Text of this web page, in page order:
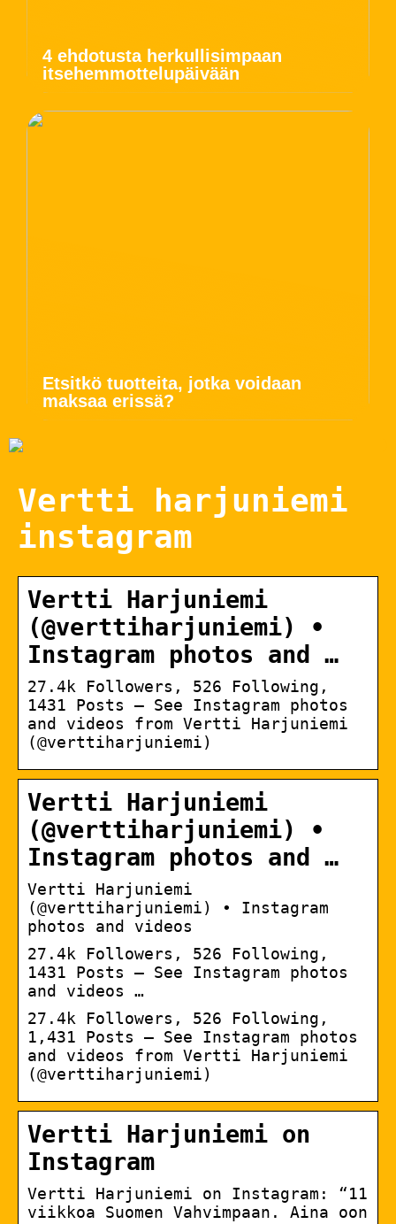
4 ehdotusta herkullisimpaan
itsehemmottelupäivään
Etsitkö tuotteita, jotka voidaan
maksaa erissä?
Vertti harjuniemi
instagram
Vertti Harjuniemi
(@verttiharjuniemi) •
Instagram photos and …
27.4k Followers, 526 Following,
1431 Posts – See Instagram photos
and videos from Vertti Harjuniemi
(@verttiharjuniemi)
Vertti Harjuniemi
(@verttiharjuniemi) •
Instagram photos and …
Vertti Harjuniemi
(@verttiharjuniemi) • Instagram
photos and videos
27.4k Followers, 526 Following,
1431 Posts – See Instagram photos
and videos …
27.4k Followers, 526 Following,
1,431 Posts – See Instagram photos
and videos from Vertti Harjuniemi
(@verttiharjuniemi)
Vertti Harjuniemi on
Instagram
Vertti Harjuniemi on Instagram: “11
viikkoa Suomen Vahvimpaan. Aina oon